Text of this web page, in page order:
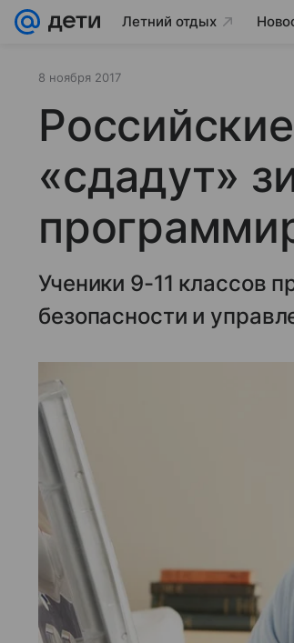
Летний отдых
8 ноября 2017
«сдадут»
Ученики 9-11 классов
безопасности и